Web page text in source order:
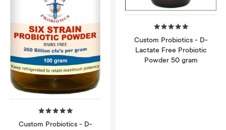
Custom Probiotics - D-
Custom Probiotics - D-
Lactate Free Probiotic
Powder 50 gram